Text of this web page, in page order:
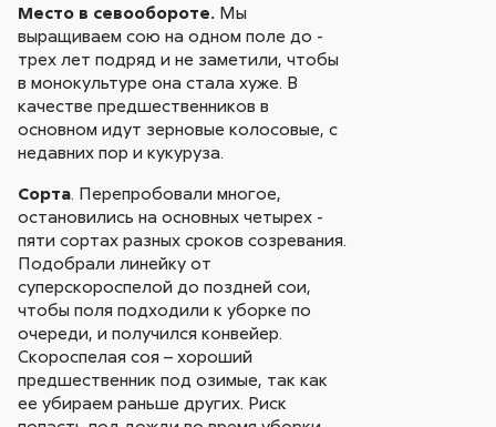
Место в севообороте. Мы
выращиваем сою на одном поле до -
трех лет подряд и не заметили, чтобы
в монокультуре она стала хуже. В
качестве предшественников в
основном идут зерновые колосовые, с
недавних пор и кукуруза.
Сорта. Перепробовали многое,
остановились на основных четырех -
пяти сортах разных сроков созревания.
Подобрали линейку от
суперскороспелой до поздней сои,
чтобы поля подходили к уборке по
очереди, и получился конвейер.
Скороспелая соя – хороший
предшественник под озимые, так как
ее убираем раньше других. Риск